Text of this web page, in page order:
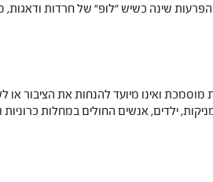
שינה כשיש "לופ" של חרדות
ואינו מיועד להנחות את הציבור או
ילדים, אנשים החולים במחלות